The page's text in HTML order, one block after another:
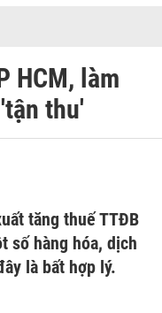
HCM, làm
thu'
tăng thuế TTĐB
số hàng hóa, dịch
là bất hợp lý.